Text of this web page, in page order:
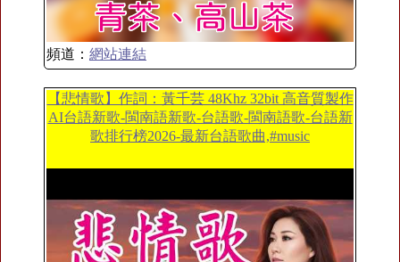
頻道： 網站連結
【悲情歌】作詞：黃千芸 48Khz 32bit 高音質製作
AI台語新歌-閩南語新歌-台語歌-閩南語歌-台語新
歌排行榜2026-最新台語歌曲,#music